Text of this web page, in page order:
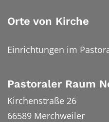
Orte von Kirche
Einrichtungen im
Pastoraler Raum
Kirchenstraße 26
66589 Merchweiler